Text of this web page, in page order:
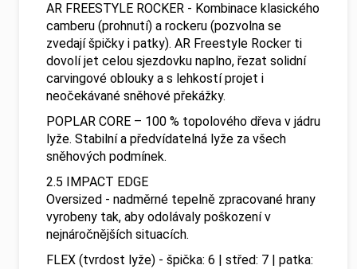
AR FREESTYLE ROCKER - Kombinace klasického
camberu (prohnutí) a rockeru (pozvolna se
zvedají špičky i patky). AR Freestyle Rocker ti
dovolí jet celou sjezdovku naplno, řezat solidní
carvingové oblouky a s lehkostí projet i
neočekávané sněhové překážky.
POPLAR CORE – 100 % topolového dřeva v jádru
lyže. Stabilní a předvídatelná lyže za všech
sněhových podmínek.
2.5 IMPACT EDGE
Oversized - nadměrné tepelně zpracované hrany
vyrobeny tak, aby odolávaly poškození v
nejnáročnějších situacích.
FLEX (tvrdost lyže) - špička: 6 | střed: 7 | patka: